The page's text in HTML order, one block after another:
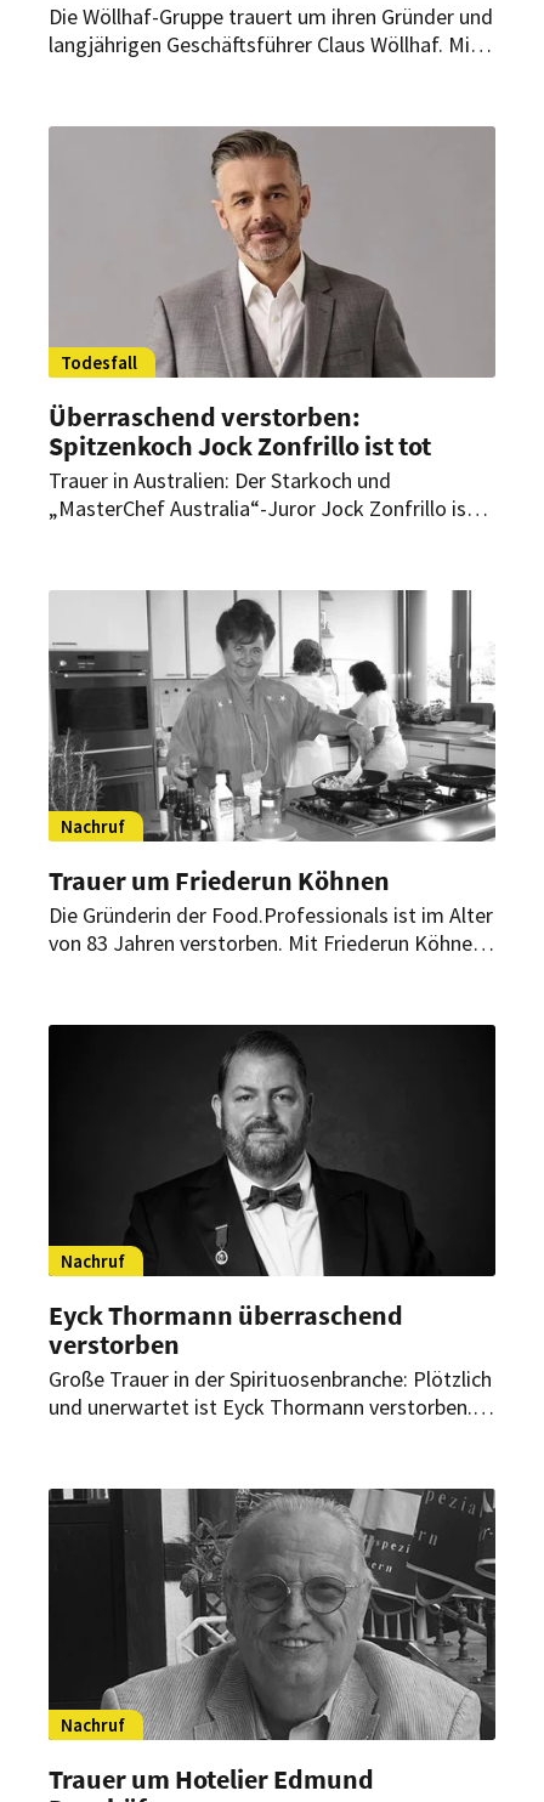
Die Wöllhaf-Gruppe trauert um ihren Gründer und
langjährigen Geschäftsführer Claus Wöllhaf. Mit
Dienstleistungsanbieter an deutschen Flughäfen
Todesfall
Überraschend verstorben:
Spitzenkoch Jock Zonfrillo ist tot
Trauer in Australien: Der Starkoch und
„MasterChef Australia“-Juror Jock Zonfrillo ist
und wurde mehrfach ausgezeichnet.
Nachruf
Trauer um Friederun Köhnen
Die Gründerin der Food.Professionals ist im Alter
von 83 Jahren verstorben. Mit Friederun Köhnen
und Pionierin.
Nachruf
Eyck Thormann überraschend
verstorben
Große Trauer in der Spirituosenbranche: Plötzlich
und unerwartet ist Eyck Thormann verstorben.
die Whiskywelt maßgeblich mit.
Nachruf
Trauer um Hotelier Edmund